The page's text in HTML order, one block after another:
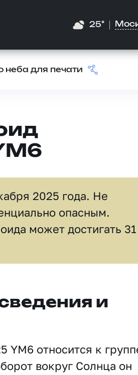
25°
неба для печати
2025 года. Не
опасным.
может достигать 31
и
YM6 относится к
вокруг Солнца он